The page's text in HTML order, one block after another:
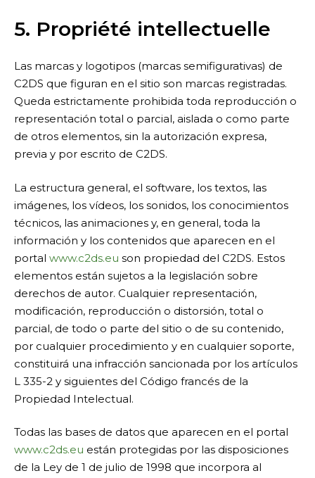
5. Propriété intellectuelle
Las marcas y logotipos (marcas semifigurativas) de
C2DS que figuran en el sitio son marcas registradas.
Queda estrictamente prohibida toda reproducción o
representación total o parcial, aislada o como parte
de otros elementos, sin la autorización expresa,
previa y por escrito de C2DS.
La estructura general, el software, los textos, las
imágenes, los vídeos, los sonidos, los conocimientos
técnicos, las animaciones y, en general, toda la
información y los contenidos que aparecen en el
portal www.c2ds.eu son propiedad del C2DS. Estos
elementos están sujetos a la legislación sobre
derechos de autor. Cualquier representación,
modificación, reproducción o distorsión, total o
parcial, de todo o parte del sitio o de su contenido,
por cualquier procedimiento y en cualquier soporte,
constituirá una infracción sancionada por los artículos
L 335-2 y siguientes del Código francés de la
Propiedad Intelectual.
Todas las bases de datos que aparecen en el portal
www.c2ds.eu están protegidas por las disposiciones
de la Ley de 1 de julio de 1998 que incorpora al